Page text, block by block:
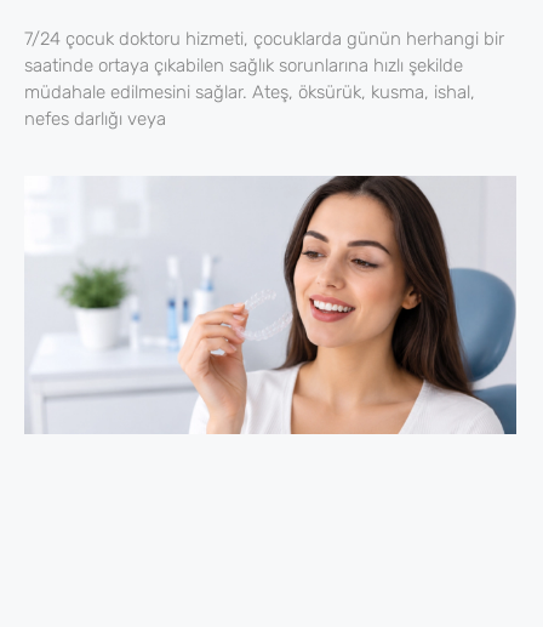
7/24 çocuk doktoru hizmeti, çocuklarda günün herhangi bir
saatinde ortaya çıkabilen sağlık sorunlarına hızlı şekilde
müdahale edilmesini sağlar. Ateş, öksürük, kusma, ishal,
nefes darlığı veya